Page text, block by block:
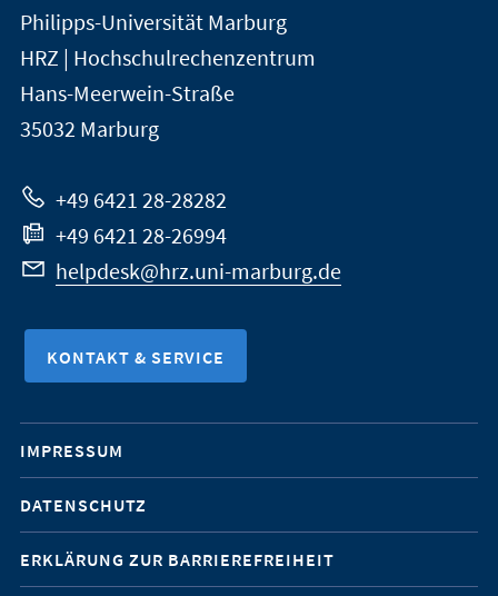
und
Informationen
zur
Website
der
Universität
Marburg
Philipps-Universität Marburg
HRZ | Hochschulrechenzentrum
Hans-Meerwein-Straße
35032 Marburg
+49 6421 28-28282
+49 6421 28-26994
helpdesk@hrz.uni-marburg.de
KONTAKT & SERVICE
Mobile-
Service-
Navigation
IMPRESSUM
DATENSCHUTZ
ERKLÄRUNG ZUR BARRIEREFREIHEIT